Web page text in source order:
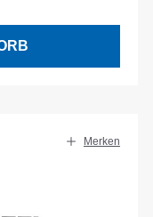
Merken